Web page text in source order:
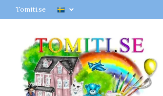
Tomiti.se